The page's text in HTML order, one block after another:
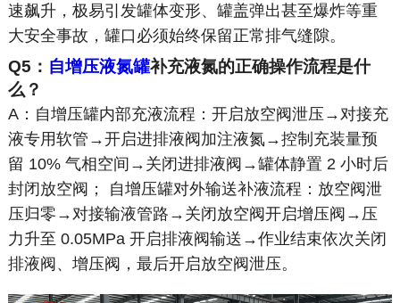
速飙升，极易引发罐体变形、罐盖弹出甚至爆炸等重
大安全事故，罐口必须始终保留正常排气缝隙。
Q5： 自增压液氮罐补充液氮的正确操作流程是什
么？
A：自增压罐内部充液流程：开启放空阀泄压→对接充
液专用软管→开启进排液阀加注液氮→控制充装量预
留 10% 气相空间→关闭进排液阀→罐体静置 2 小时后
封闭放空阀； 自增压罐对外输送补液流程：放空阀泄
压归零→对接输液管路→关闭放空阀开启增压阀→压
力升至 0.05MPa 开启排液阀输送→作业结束依次关闭
排液阀、增压阀，最后开启放空阀泄压。